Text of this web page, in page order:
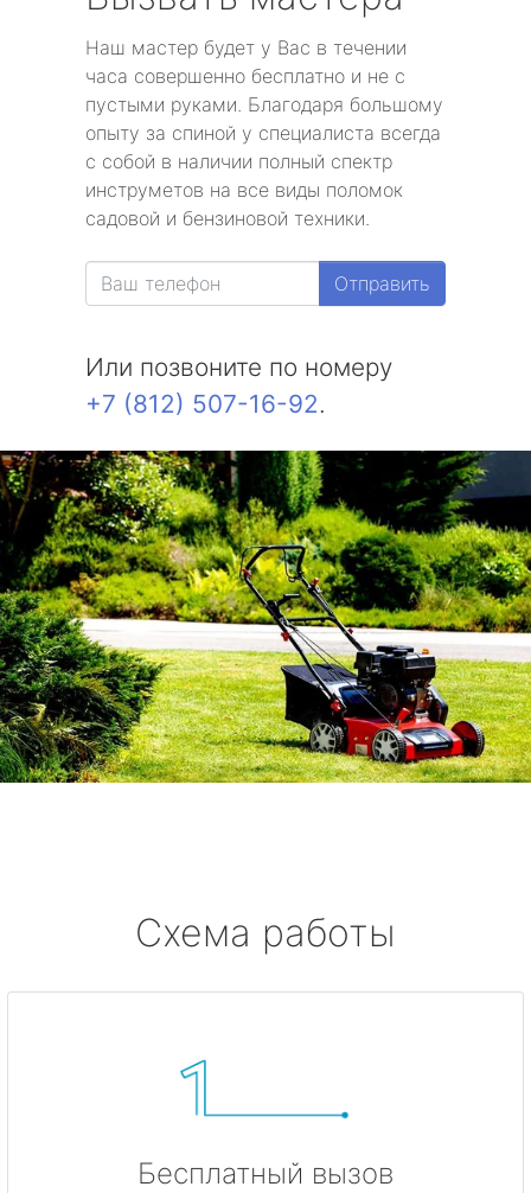
Наш мастер будет у Вас в течении
часа совершенно бесплатно и не с
пустыми руками. Благодаря большому
опыту за спиной у специалиста всегда
с собой в наличии полный спектр
инструметов на все виды поломок
садовой и бензиновой техники.
Отправить
Или позвоните по номеру
+7 (812) 507-16-92.
Схема работы
Бесплатный вызов